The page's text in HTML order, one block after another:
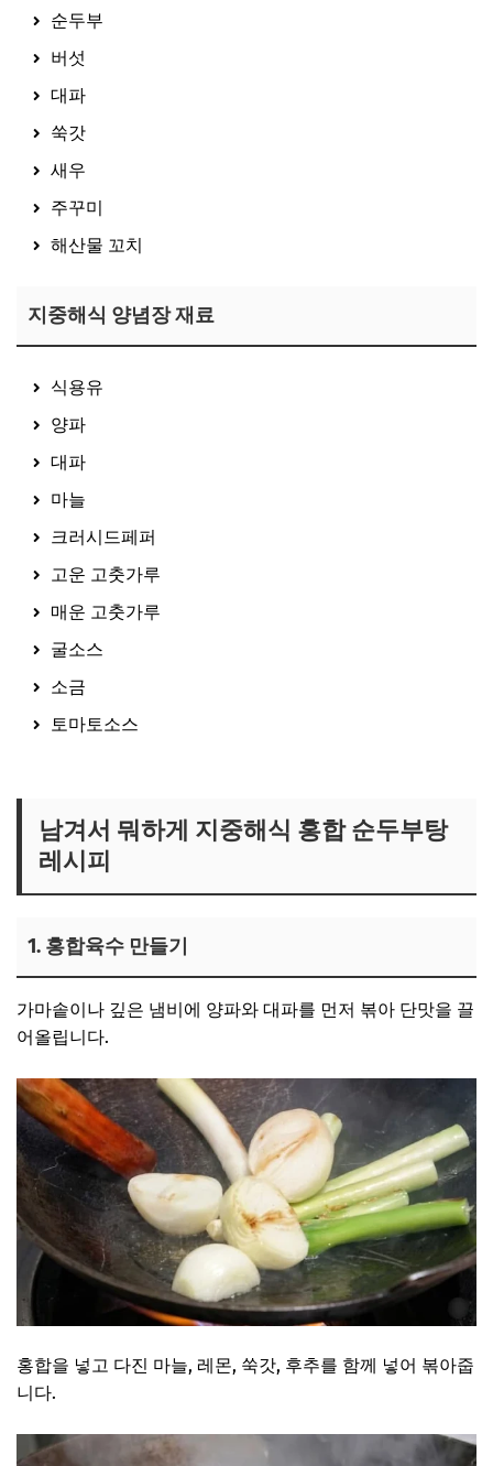
순두부
버섯
대파
쑥갓
새우
주꾸미
해산물 꼬치
지중해식 양념장 재료
식용유
양파
대파
마늘
크러시드페퍼
고운 고춧가루
매운 고춧가루
굴소스
소금
토마토소스
남겨서 뭐하게 지중해식 홍합 순두부탕
레시피
1. 홍합육수 만들기
가마솥이나 깊은 냄비에 양파와 대파를 먼저 볶아 단맛을 끌
어올립니다.
홍합을 넣고 다진 마늘, 레몬, 쑥갓, 후추를 함께 넣어 볶아줍
니다.